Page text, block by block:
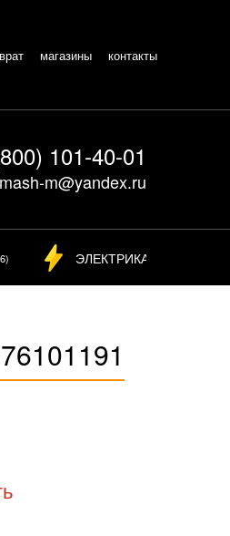
магазины контакты
101-40-01
m@yandex.ru
ЭЛЕКТРИКА